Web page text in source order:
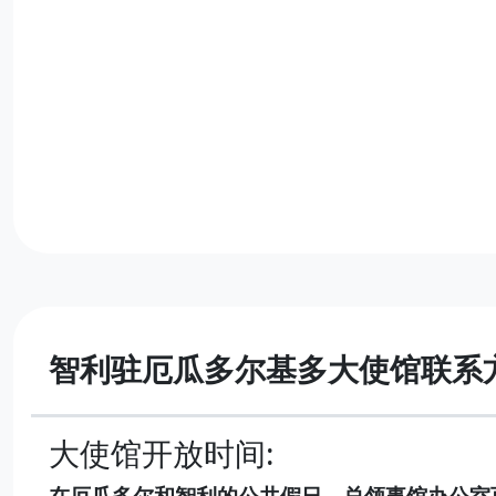
智利驻厄瓜多尔基多大使馆联系
大使馆开放时间: